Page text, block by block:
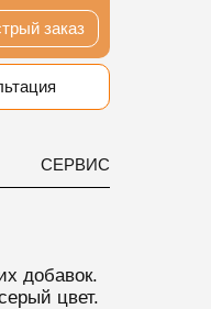
заказ
СЕРВИС
добавок.
цвет.